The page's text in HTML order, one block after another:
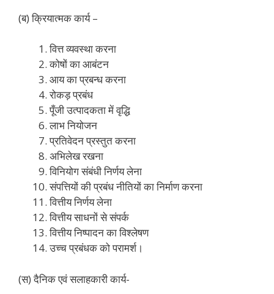
(ब) क्रियात्मक कार्य –
वित्त व्यवस्था करना
कोषों का आबंटन
आय का प्रबन्ध करना
रोकड़ प्रबंध
पूँजी उत्पादकता में वृद्धि
लाभ नियोजन
प्रतिवेदन प्रस्तुत करना
अभिलेख रखना
विनियोग संबंधी निर्णय लेना
संपत्तियों की प्रबंध नीतियों का निर्माण करना
वित्तीय निर्णय लेना
वित्तीय साधनों से संपर्क
वित्तीय निष्पादन का विश्लेषण
उच्च प्रबंधक को परामर्श।
(स) दैनिक एवं सलाहकारी कार्य-